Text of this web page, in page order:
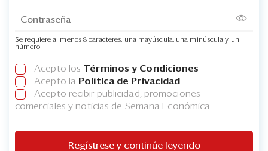
Se requiere al menos 8 caracteres, una mayúscula, una minúscula y un
número
Acepto los Términos y Condiciones
Acepto la Política de Privacidad
Acepto recibir publicidad, promociones
comerciales y noticias de Semana Económica
Regístrese y continúe leyendo